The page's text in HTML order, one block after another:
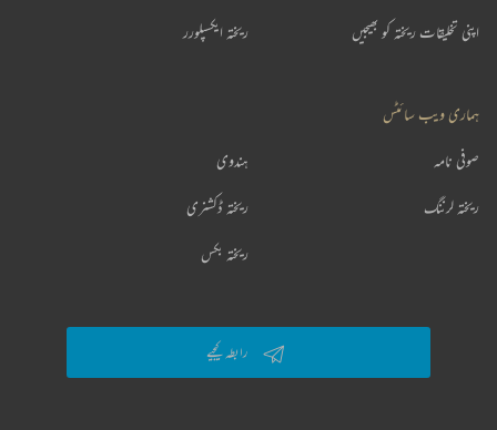
اپنی تخلیقات ریختہ کو بھیجیں ریختہ ایکسپلورر
ہماری ویب سائٹس
ہندوی صوفی نامہ
ریختہ ڈکشنری ریختہ لرننگ
ریختہ بکس
رابطہ کیجیے